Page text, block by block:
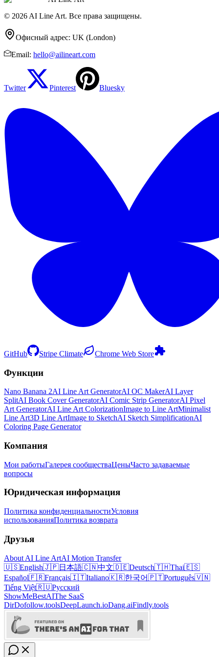
© 2026 AI Line Art. Все права защищены.
Офисный адрес: UK (London)
Email: hello@ailineart.com
Twitter Pinterest Bluesky
GitHub Stripe Climate Chrome Web Store
Функции
Nano Banana 2AI Line Art GeneratorAI OC MakerAI Layer
SplitAI Book Cover GeneratorAI Comic Strip GeneratorAI Pixel
Art GeneratorAI Line Art ColorizationImage to Line ArtMinimalist
Line Art3D Line ArtImage to SketchAI Sketch SimplificationAI
Coloring Page Generator
Компания
Мои работыГалерея сообществаЦеныЧасто задаваемые
вопросы
Юридическая информация
Политика конфиденциальностиУсловия
использованияПолитика возврата
Друзья
About AI Line ArtAI Motion Transfer
🇺🇸English🇯🇵日本語🇨🇳中文🇩🇪Deutsch🇹🇭Thai🇪🇸
Español🇫🇷Français🇮🇹Italiano🇰🇷한국어🇵🇹Português🇻🇳
Tiếng Việt🇷🇺Русский
ShowMeBestAIThe SaaS
DirDofollow.toolsDeepLaunch.ioDang.aiFindly.tools